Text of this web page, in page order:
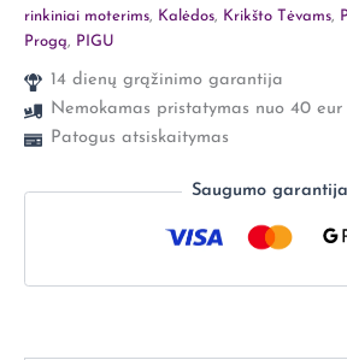
rinkiniai moterims, Kalėdos, Krikšto Tėvams,
Progą, PIGU
14 dienų grąžinimo garantija
Nemokamas pristatymas nuo 40 eur
Patogus atsiskaitymas
Saugumo garantija